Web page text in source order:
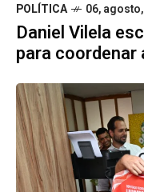
POLÍTICA 06,
Daniel Vilela
para coordenar